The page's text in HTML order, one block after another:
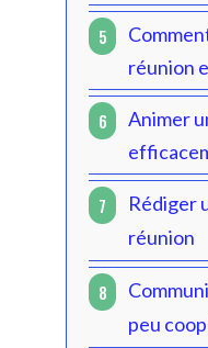
5
réunion
6
Animer
7
Rédiger
réunion
8
peu